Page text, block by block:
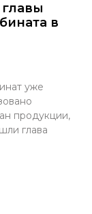
в
уже
продукции,
глава